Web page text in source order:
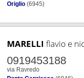
Origlio (6945)
MARELLI flavio e
0919453188
via Ravredo